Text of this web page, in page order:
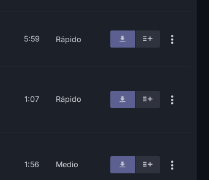
5:59 Rápido
1:07 Rápido
1:56 Medio